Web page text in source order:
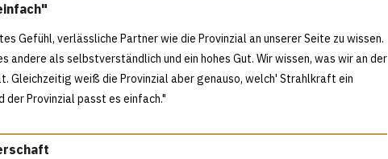
Gefühl, verlässliche Partner wie die Provinzial an unserer Seite zu wissen.
als selbstverständlich und ein hohes Gut. Wir wissen, was wir an der
Gleichzeitig weiß die Provinzial aber genauso, welch' Strahlkraft ein
der Provinzial passt es einfach."